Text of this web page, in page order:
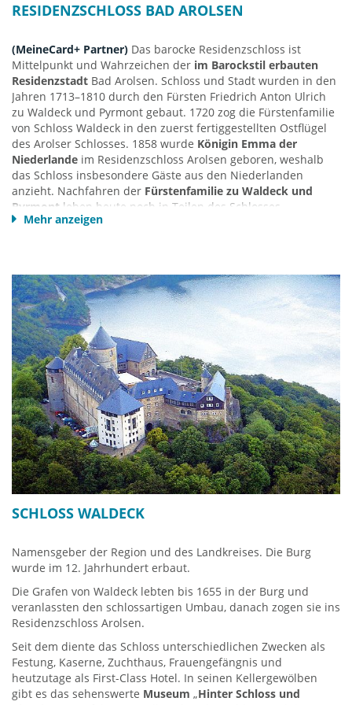
RESIDENZSCHLOSS BAD AROLSEN
(MeineCard+ Partner) Das barocke Residenzschloss ist
Mittelpunkt und Wahrzeichen der im Barockstil erbauten
Residenzstadt Bad Arolsen. Schloss und Stadt wurden in den
Jahren 1713–1810 durch den Fürsten Friedrich Anton Ulrich
zu Waldeck und Pyrmont gebaut. 1720 zog die Fürstenfamilie
von Schloss Waldeck in den zuerst fertiggestellten Ostflügel
des Arolser Schlosses. 1858 wurde Königin Emma der
Niederlande im Residenzschloss Arolsen geboren, weshalb
das Schloss insbesondere Gäste aus den Niederlanden
anzieht. Nachfahren der Fürstenfamilie zu Waldeck und
Pyrmont leben heute noch in Teilen des Schlosses.
konnte diesen Status aufgrund zu hoher finanzieller
Belastungen jedoch nicht halten.
Zu besichtigen sind der steinerne Saal, das Pfälzische
Zimmer, die Alhambra – Hochzeitsgabe der Prinzessin Helene
von Nassau (Mutter der Königin Emma der Niederlande), den
weißen Saal mit Gemälden von Tischbein, Meytens und
Aldegrever, Musiksaal, Weißer Salon, Empiresalon, roter Salon,
blauer Salon und das Kronprinzenzimmer; ferner diverse
Ausstellungen im Residenzschloss!
Mehr Info über Bad ArolsenHIER
Mehr anzeigen
SCHLOSS WALDECK
Namensgeber der Region und des Landkreises. Die Burg
wurde im 12. Jahrhundert erbaut.
Die Grafen von Waldeck lebten bis 1655 in der Burg und
veranlassten den schlossartigen Umbau, danach zogen sie ins
Residenzschloss Arolsen.
Seit dem diente das Schloss unterschiedlichen Zwecken als
Festung, Kaserne, Zuchthaus, Frauengefängnis und
heutzutage als First-Class Hotel. In seinen Kellergewölben
gibt es das sehenswerte Museum „Hinter Schloss und